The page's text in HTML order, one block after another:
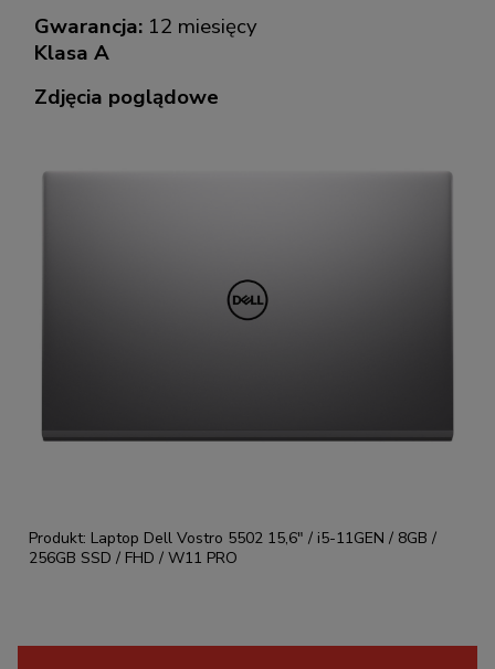
Gwarancja: 12 miesięcy
Klasa A
Zdjęcia poglądowe
Produkt: Laptop Dell Vostro 5502 15,6" / i5-11GEN / 8GB /
256GB SSD / FHD / W11 PRO